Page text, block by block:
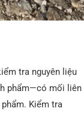
tra nguyên liệu
phẩm—có mối liên
Kiểm tra